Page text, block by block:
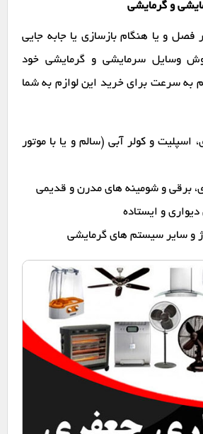
فصل و یا هنگام بازسازی یا جابه جایی
وسایل سرمایشی و گرمایشی خود
به سرعت برای خرید این لوازم به شما
اسپلیت و کولر آبی (سالم و یا با موتور
برقی و شومینه های مدرن و قدیمی
و ایستاده
و سایر سیستم های گرمایشی